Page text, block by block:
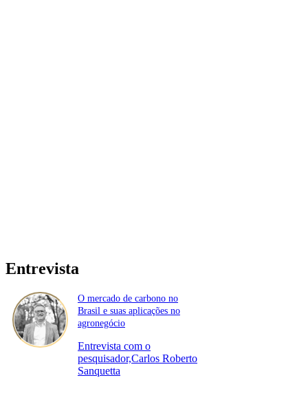
Entrevista
O mercado de carbono no
Brasil e suas aplicações no
agronegócio
Entrevista com o
pesquisador,Carlos Roberto
Sanquetta